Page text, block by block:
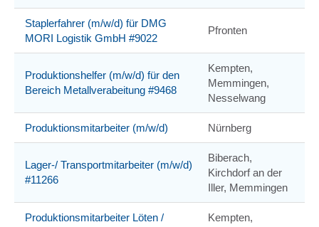
Staplerfahrer (m/w/d) für DMG
MORI Logistik GmbH #9022
Pfronten
Produktionshelfer (m/w/d) für den
Bereich Metallverabeitung #9468
Kempten,
Memmingen,
Nesselwang
Produktionsmitarbeiter (m/w/d) Nürnberg
Lager-/ Transportmitarbeiter (m/w/d)
#11266
Biberach,
Kirchdorf an der
Iller, Memmingen
Produktionsmitarbeiter Löten /
Kempten,